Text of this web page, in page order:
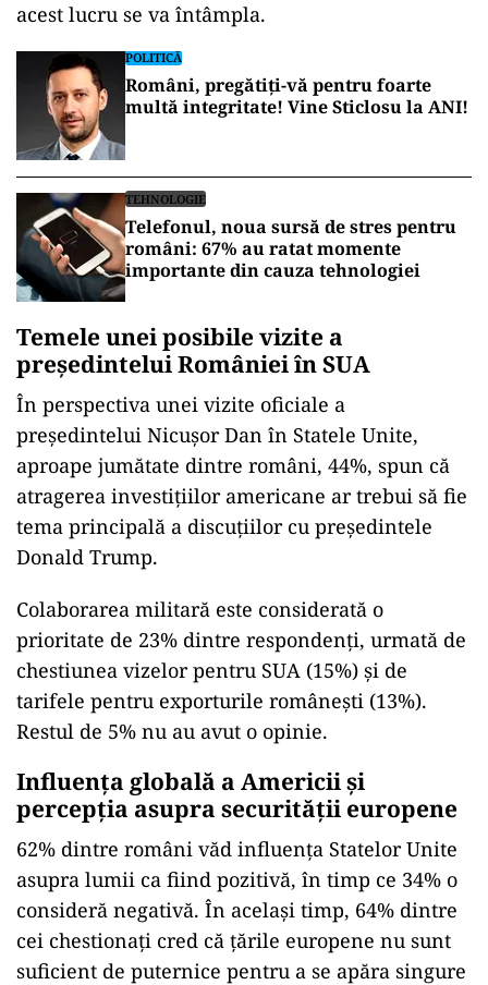
acest lucru se va întâmpla.
POLITICĂ
Români, pregătiți-vă pentru foarte
multă integritate! Vine Sticlosu la ANI!
TEHNOLOGIE
Telefonul, noua sursă de stres pentru
români: 67% au ratat momente
importante din cauza tehnologiei
Temele unei posibile vizite a
președintelui României în SUA
În perspectiva unei vizite oficiale a
președintelui Nicușor Dan în Statele Unite,
aproape jumătate dintre români, 44%, spun că
atragerea investițiilor americane ar trebui să fie
tema principală a discuțiilor cu președintele
Donald Trump.
Colaborarea militară este considerată o
prioritate de 23% dintre respondenți, urmată de
chestiunea vizelor pentru SUA (15%) și de
tarifele pentru exporturile românești (13%).
Restul de 5% nu au avut o opinie.
Influența globală a Americii și
percepția asupra securității europene
62% dintre români văd influența Statelor Unite
asupra lumii ca fiind pozitivă, în timp ce 34% o
consideră negativă. În același timp, 64% dintre
cei chestionați cred că țările europene nu sunt
suficient de puternice pentru a se apăra singure